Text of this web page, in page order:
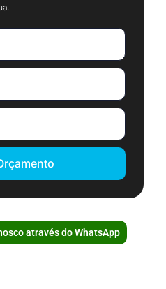
através do WhatsApp